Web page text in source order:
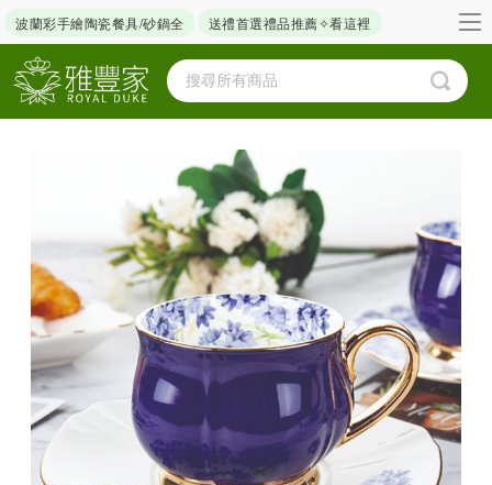
波蘭彩手繪陶瓷餐具/砂鍋全 送禮首選禮品推薦✧看這裡